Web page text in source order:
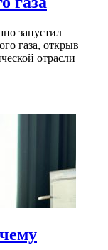
запустил
газа, открыв
отрасли